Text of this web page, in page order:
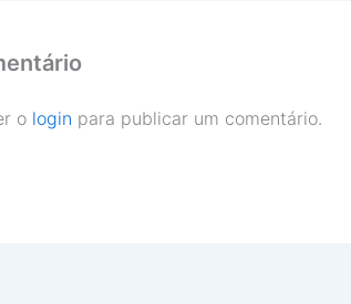
o login para publicar um comentário.